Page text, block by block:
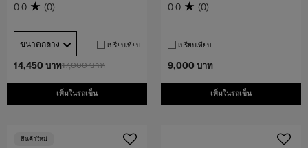
17,000 บาท
14,450 บาท
เพิ่มในรถเข็น
0.0 (0)
ขนาดกลาง เปรียบเทียบ
9,000 บาท
เพิ่มในรถเข็น
0.0 (0)
เปรียบเทียบ
สินค้าใหม่